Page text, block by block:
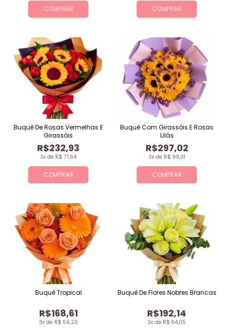
COMPRAR COMPRAR
COMPRAR
3x de R$ 77,64
R$232,93
Buquê De Rosas Vermelhas E
Girassóis
COMPRAR
3x de R$ 99,01
R$297,02
Buquê Com Girassóis E Rosas
Lilás
3x de R$ 56,20
R$168,61
Buquê Tropical
3x de R$ 64,05
R$192,14
Buquê De Flores Nobres Brancas